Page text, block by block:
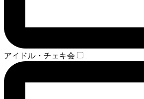
アイドル・チェキ会